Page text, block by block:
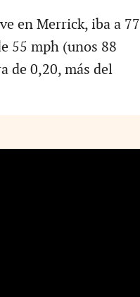
en Merrick, iba a 77
55 mph (unos 88
de 0,20, más del